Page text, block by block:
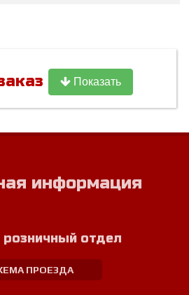
Показать
информация
розничный отдел
ПРОЕЗДА